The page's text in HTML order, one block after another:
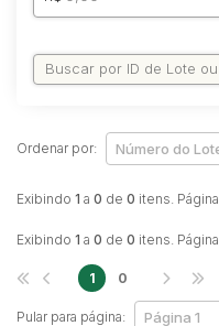
Pá Carregadeira
Utilitário & furgão
Exibindo 1 a 0 de 0 itens. Página
Ordenar por:
Exibindo 1 a 0 de 0 itens. Página
Pular para página:
1 0